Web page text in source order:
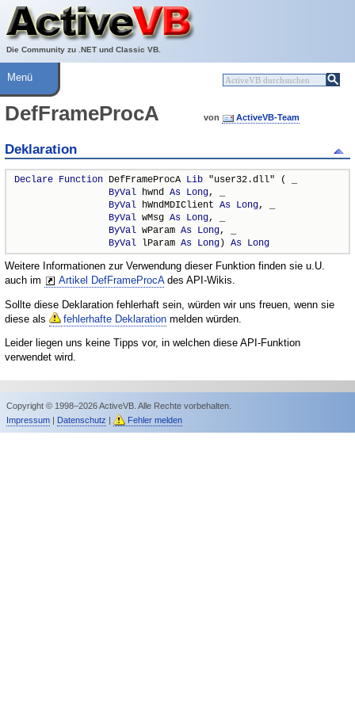
Die Community zu .NET und Classic VB.
Über ActiveVB
Hilfe
Menü
DefFrameProcA von ActiveVB-Team
Deklaration
Declare Function DefFrameProcA Lib "user32.dll" ( _
ByVal hwnd As Long, _
ByVal hWndMDIClient As Long, _
ByVal wMsg As Long, _
ByVal wParam As Long, _
ByVal lParam As Long) As Long
Weitere Informationen zur Verwendung dieser Funktion finden sie u.U.
auch im
Artikel DefFrameProcAdes API-Wikis.
Sollte diese Deklaration fehlerhaft sein, würden wir uns freuen, wenn sie
diese als
fehlerhafte Deklaration melden würden.
Leider liegen uns keine Tipps vor, in welchen diese API-Funktion
verwendet wird.
Copyright © 1998–2026 ActiveVB. Alle Rechte vorbehalten.
Impressum| Datenschutz | Fehler melden